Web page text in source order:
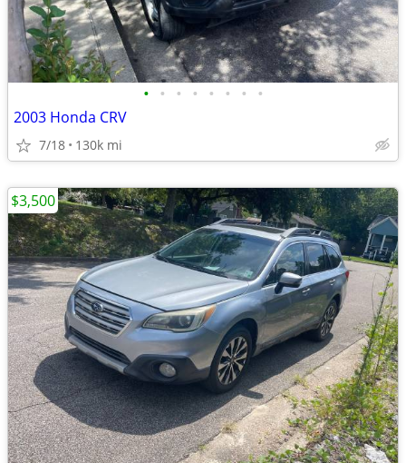
• • • • • • • •
2003 Honda CRV
7/18 130k mi
$3,500